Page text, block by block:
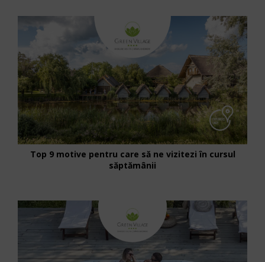
Top 9 motive pentru care să ne vizitezi în cursul
săptămânii